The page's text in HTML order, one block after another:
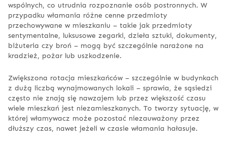
wspólnych, co utrudnia rozpoznanie osób postronnych. W
przypadku włamania różne cenne przedmioty
przechowywane w mieszkaniu – takie jak przedmioty
sentymentalne, luksusowe zegarki, dzieła sztuki, dokumenty,
biżuteria czy broń – mogą być szczególnie narażone na
kradzież, pożar lub uszkodzenie.
Zwiększona rotacja mieszkańców – szczególnie w budynkach
z dużą liczbą wynajmowanych lokali – sprawia, że sąsiedzi
często nie znają się nawzajem lub przez większość czasu
wiele mieszkań jest niezamieszkanych. To tworzy sytuację, w
której włamywacz może pozostać niezauważony przez
dłuższy czas, nawet jeżeli w czasie włamania hałasuje.